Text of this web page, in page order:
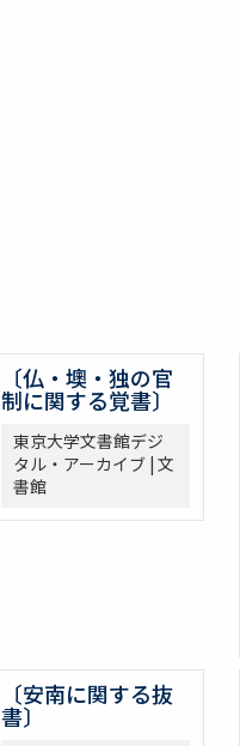
〔仏・墺・独の官
制に関する覚書〕
東京大学文書館デジ
タル・アーカイブ | 文
書館
〔安南に関する抜
書〕